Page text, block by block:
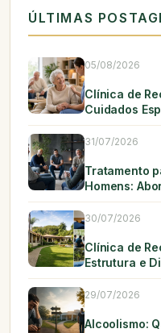
ÚLTIMAS
05/08/2026
Clínica de
Cuidados
31/07/2026
Tratamento
Homens:
30/07/2026
Clínica de
Estrutura e
29/07/2026
Alcoolismo: